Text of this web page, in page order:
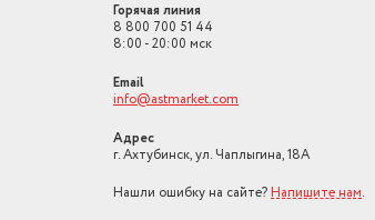
Горячая линия
8 800 700 51 44
8:00 - 20:00 мск
Email
info@astmarket.com
Адрес
г. Ахтубинск, ул. Чаплыгина, 18А
Нашли ошибку на сайте? Напишите нам.